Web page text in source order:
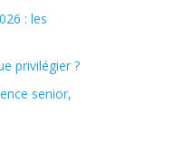
: les
privilégier ?
senior,